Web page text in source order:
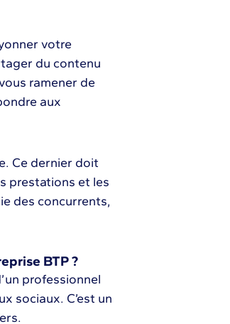
votre
du contenu
ramener de
aux
Ce dernier doit
prestations et les
des concurrents,
BTP ?
professionnel
sociaux. C’est un